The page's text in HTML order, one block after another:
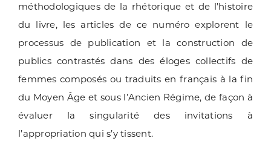
méthodologiques de la rhétorique et de l’histoire
du livre, les articles de ce numéro explorent le
processus de publication et la construction de
publics contrastés dans des éloges collectifs de
femmes composés ou traduits en français à la fin
du Moyen Âge et sous l’Ancien Régime, de façon à
évaluer la singularité des invitations à
l’appropriation qui s’y tissent.